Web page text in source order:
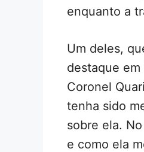
enquanto a
Um deles,
destaque em
Coronel
tenha sido
sobre ela.
e como ela